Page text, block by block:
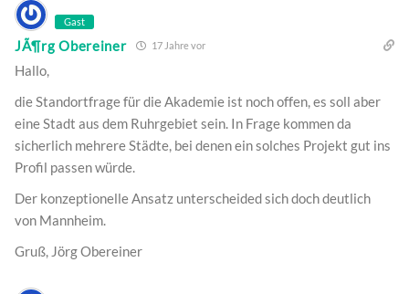
Gast
JÃ¶rg Obereiner 17 Jahre vor
Hallo,
die Standortfrage für die Akademie ist noch offen, es soll aber
eine Stadt aus dem Ruhrgebiet sein. In Frage kommen da
sicherlich mehrere Städte, bei denen ein solches Projekt gut ins
Profil passen würde.
Der konzeptionelle Ansatz unterscheided sich doch deutlich
von Mannheim.
Gruß, Jörg Obereiner